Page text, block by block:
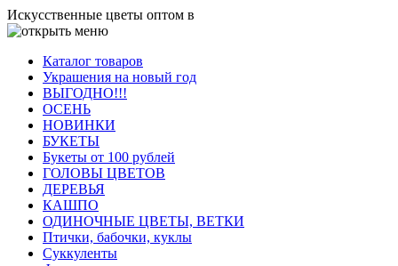
Искусственные цветы оптом в
Каталог товаров
Украшения на новый год
ВЫГОДНО!!!
ОСЕНЬ
НОВИНКИ
БУКЕТЫ
Букеты от 100 рублей
ГОЛОВЫ ЦВЕТОВ
ДЕРЕВЬЯ
КАШПО
ОДИНОЧНЫЕ ЦВЕТЫ, ВЕТКИ
Птички, бабочки, куклы
Суккуленты